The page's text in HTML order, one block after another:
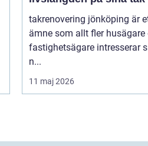
takrenovering jönköping är
ämne som allt fler husägare
fastighetsägare intresserar
n...
11 maj 2026